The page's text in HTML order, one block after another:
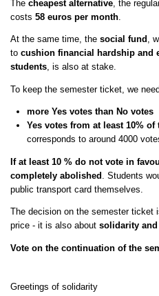
The cheapest alternative , the
costs 58 euros per month
At the same time, the social fund ,
to cushion financial hardship and
students, is also at stake.
To keep the semester ticket, we
more Yes votes than No votes
Yes votes from at least 10%
corresponds to around 4000
If at least 10 % do not vote in
completely abolished . Students
public transport card themselves.
The decision on the semester ticket
price - it is also about solidarity
Vote on the continuation of the
Greetings of solidarity